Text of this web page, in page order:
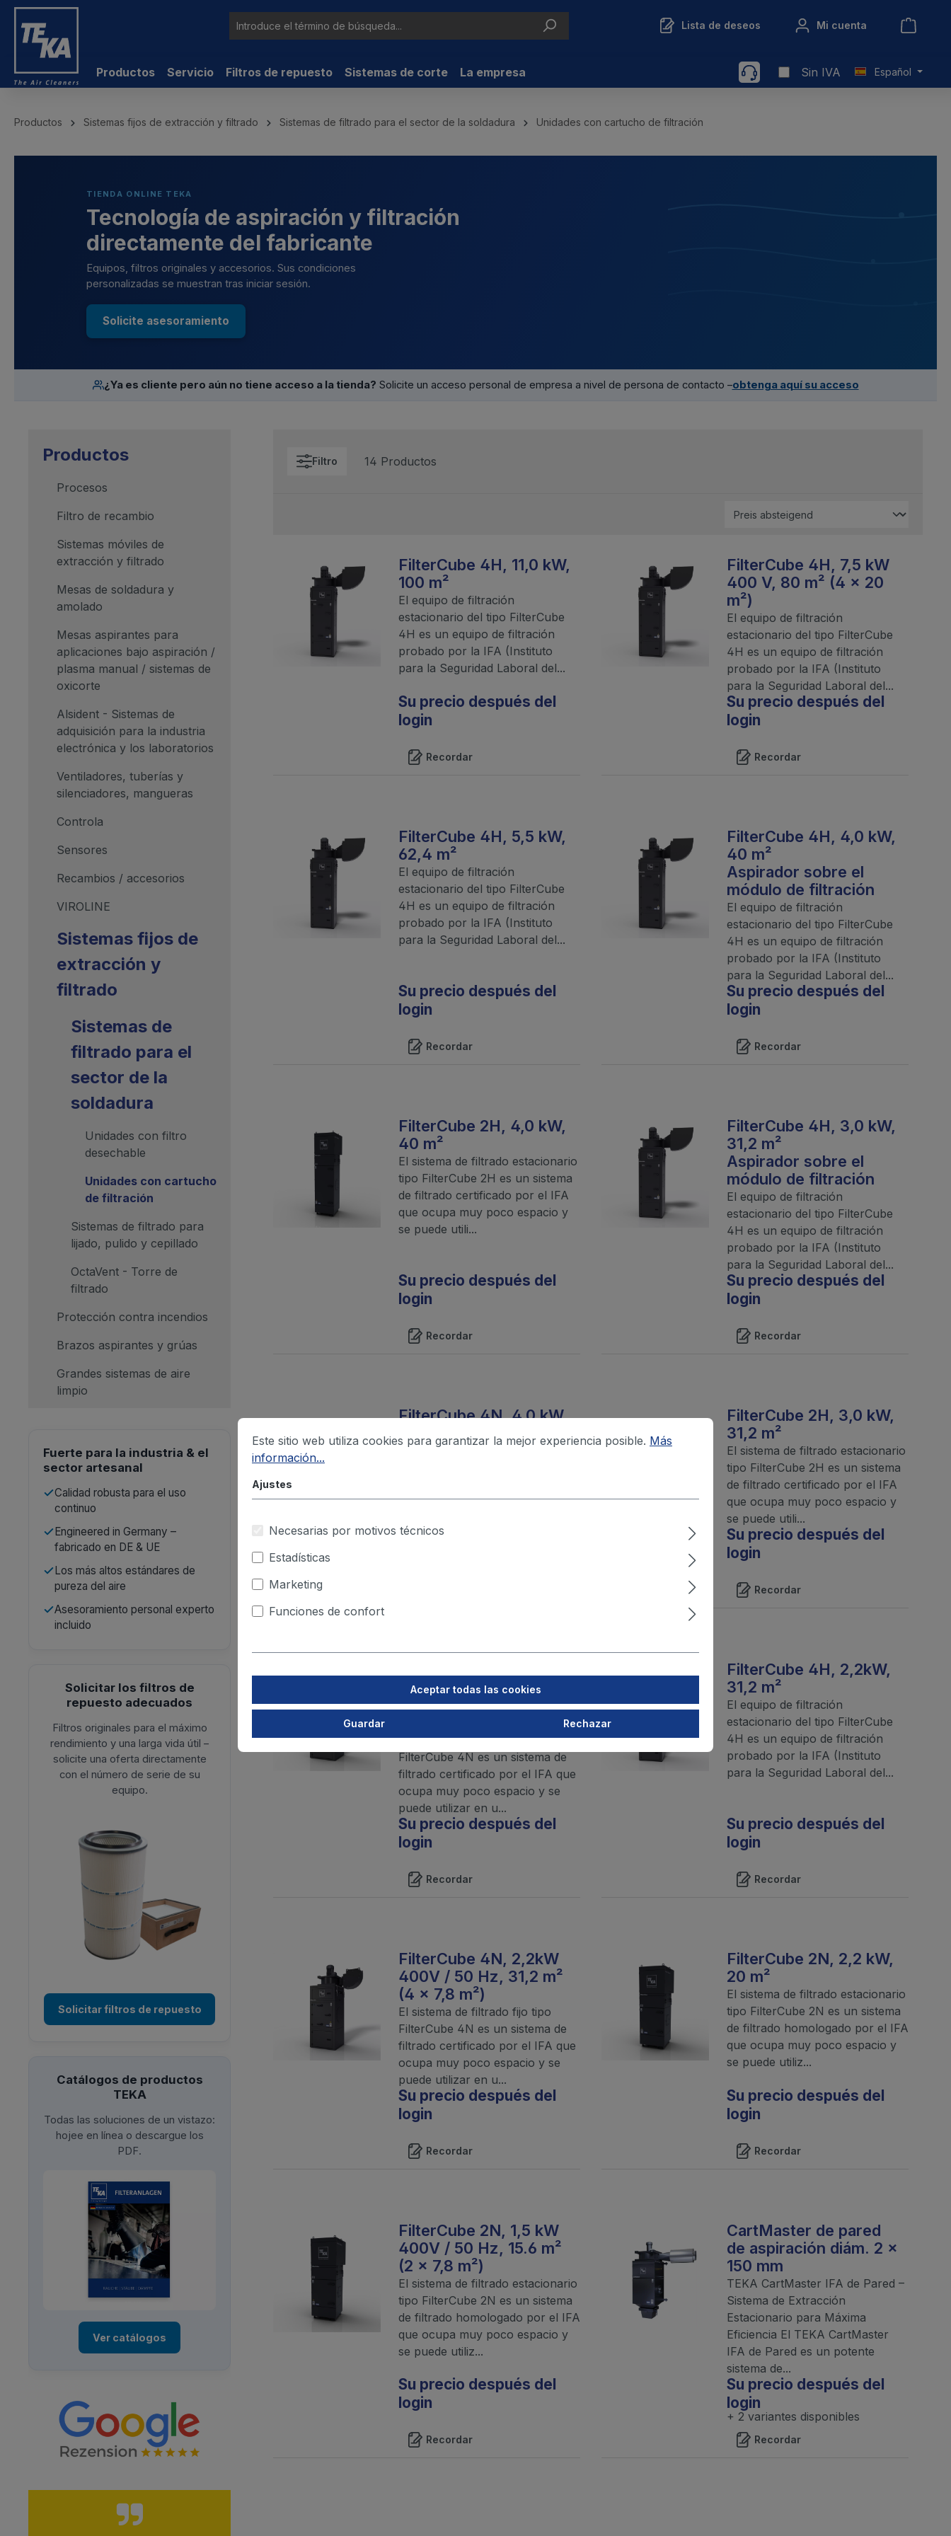
Lista de deseos Mi cuenta
Productos Servicio Filtros de repuesto Sistemas de corte La empresa Sin IVA Español
Productos Sistemas fijos de extracción y filtrado Sistemas de filtrado para el sector de la soldadura Unidades con cartucho de filtración
TIENDA ONLINE TEKA
Tecnología de aspiración y filtración
directamente del fabricante
Equipos, filtros originales y accesorios. Sus condiciones
personalizadas se muestran tras iniciar sesión.
Solicite asesoramiento
¿Ya es cliente pero aún no tiene acceso a la tienda? Solicite un acceso personal de empresa a nivel de persona de contacto –obtenga aquí su acceso
Productos
Procesos
Filtro de recambio
Sistemas móviles de
extracción y filtrado
Mesas de soldadura y
amolado
Mesas aspirantes para
aplicaciones bajo aspiración /
plasma manual / sistemas de
oxicorte
Alsident - Sistemas de
adquisición para la industria
electrónica y los laboratorios
Ventiladores, tuberías y
silenciadores, mangueras
Controla
Sensores
Recambios / accesorios
VIROLINE
Sistemas fijos de
extracción y
filtrado
Sistemas de
filtrado para el
sector de la
soldadura
Unidades con filtro
desechable
Unidades con cartucho
de filtración
Sistemas de filtrado para
lijado, pulido y cepillado
OctaVent - Torre de
filtrado
Protección contra incendios
Brazos aspirantes y grúas
Grandes sistemas de aire
limpio
Fuerte para la industria & el
sector artesanal
Calidad robusta para el uso
continuo
Engineered in Germany –
fabricado en DE & UE
Los más altos estándares de
pureza del aire
Asesoramiento personal experto
incluido
Solicitar los filtros de
repuesto adecuados
Filtros originales para el máximo
rendimiento y una larga vida útil –
solicite una oferta directamente
con el número de serie de su
equipo.
Solicitar filtros de repuesto
Catálogos de productos
TEKA
Todas las soluciones de un vistazo:
hojee en línea o descargue los
PDF.
Ver catálogos
Filtro 14 Productos
FilterCube 4H, 11,0 kW,
100 m²
El equipo de filtración
estacionario del tipo FilterCube
4H es un equipo de filtración
probado por la IFA (Instituto
para la Seguridad Laboral del...
Su precio después del
login
Recordar
FilterCube 4H, 7,5 kW
400 V, 80 m² (4 x 20
m²)
El equipo de filtración
estacionario del tipo FilterCube
4H es un equipo de filtración
probado por la IFA (Instituto
para la Seguridad Laboral del...
Su precio después del
login
Recordar
FilterCube 4H, 5,5 kW,
62,4 m²
El equipo de filtración
estacionario del tipo FilterCube
4H es un equipo de filtración
probado por la IFA (Instituto
para la Seguridad Laboral del...
Su precio después del
login
Recordar
FilterCube 4H, 4,0 kW,
40 m²
Aspirador sobre el
módulo de filtración
El equipo de filtración
estacionario del tipo FilterCube
4H es un equipo de filtración
probado por la IFA (Instituto
para la Seguridad Laboral del...
Su precio después del
login
Recordar
FilterCube 2H, 4,0 kW,
40 m²
El sistema de filtrado estacionario
tipo FilterCube 2H es un sistema
de filtrado certificado por el IFA
que ocupa muy poco espacio y
se puede utili...
Su precio después del
login
Recordar
FilterCube 4H, 3,0 kW,
31,2 m²
Aspirador sobre el
módulo de filtración
El equipo de filtración
estacionario del tipo FilterCube
4H es un equipo de filtración
probado por la IFA (Instituto
para la Seguridad Laboral del...
Su precio después del
login
Recordar
FilterCube 4N, 4,0 kW,
El sistema de filtrado fijo tipo
ocupa muy poco espacio y se
Su precio después del
FilterCube 2H, 3,0 kW,
31,2 m²
El sistema de filtrado estacionario
tipo FilterCube 2H es un sistema
de filtrado certificado por el IFA
que ocupa muy poco espacio y
se puede utili...
Su precio después del
login
Recordar
40 m²
(aspirador sobre el
El sistema de filtrado fijo tipo
FilterCube 4N es un sistema de
filtrado certificado por el IFA que
ocupa muy poco espacio y se
puede utilizar en u...
Su precio después del
login
Recordar
FilterCube 4H, 2,2kW,
31,2 m²
El equipo de filtración
estacionario del tipo FilterCube
4H es un equipo de filtración
probado por la IFA (Instituto
para la Seguridad Laboral del...
Su precio después del
login
Recordar
FilterCube 4N, 2,2kW
400V / 50 Hz, 31,2 m²
(4 x 7,8 m²)
El sistema de filtrado fijo tipo
FilterCube 4N es un sistema de
filtrado certificado por el IFA que
ocupa muy poco espacio y se
puede utilizar en u...
Su precio después del
login
Recordar
FilterCube 2N, 2,2 kW,
20 m²
El sistema de filtrado estacionario
tipo FilterCube 2N es un sistema
de filtrado homologado por el IFA
que ocupa muy poco espacio y
se puede utiliz...
Su precio después del
login
Recordar
FilterCube 2N, 1,5 kW
400V / 50 Hz, 15.6 m²
(2 x 7,8 m²)
El sistema de filtrado estacionario
tipo FilterCube 2N es un sistema
de filtrado homologado por el IFA
que ocupa muy poco espacio y
se puede utiliz...
Su precio después del
login
Recordar
CartMaster de pared
de aspiración diám. 2 x
150 mm
TEKA CartMaster IFA de Pared –
Sistema de Extracción
Estacionario para Máxima
Eficiencia El TEKA CartMaster
IFA de Pared es un potente
sistema de...
Su precio después del
login
+ 2 variantes disponibles
Recordar
Este sitio web utiliza cookies para garantizar la mejor experiencia posible. Más
información...
Ajustes
Necesarias por motivos técnicos
Estadísticas
Marketing
Funciones de confort
Aceptar todas las cookies
Guardar Rechazar